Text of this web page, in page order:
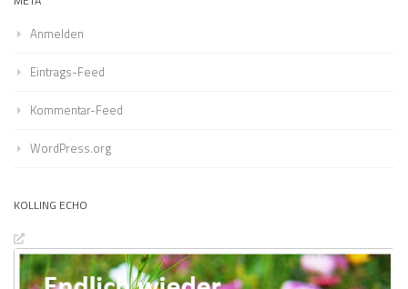
Anmelden
Eintrags-Feed
Kommentar-Feed
WordPress.org
KOLLING ECHO